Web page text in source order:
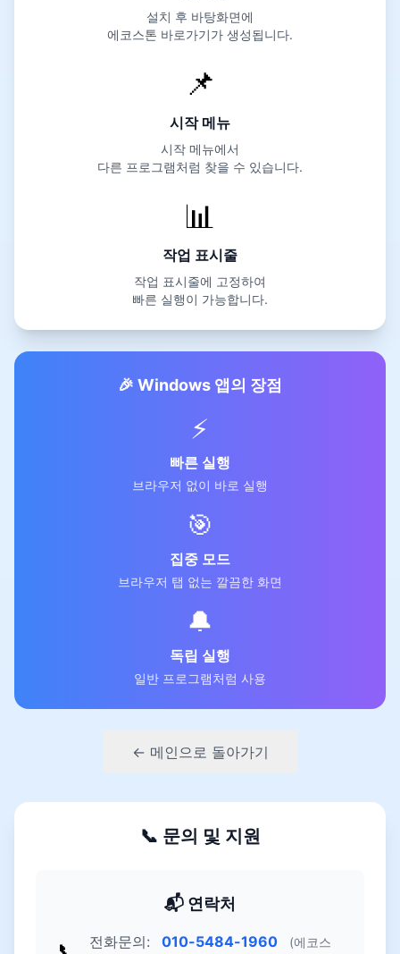
설치 후 바탕화면에
에코스톤 바로가기가 생성됩니다.
📌
시작 메뉴
시작 메뉴에서
다른 프로그램처럼 찾을 수 있습니다.
📊
작업 표시줄
작업 표시줄에 고정하여
빠른 실행이 가능합니다.
🎉 Windows 앱의 장점
⚡
빠른 실행
브라우저 없이 바로 실행
🎯
집중 모드
브라우저 탭 없는 깔끔한 화면
🔔
독립 실행
일반 프로그램처럼 사용
← 메인으로 돌아가기
📞 문의 및 지원
📬 연락처
전화문의: 010-5484-1960 (에코스